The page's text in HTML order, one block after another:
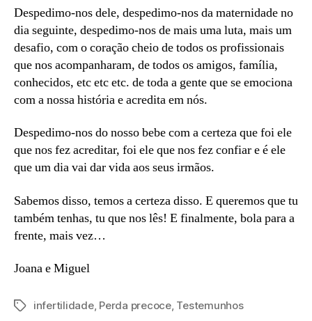
Despedimo-nos dele, despedimo-nos da maternidade no
dia seguinte, despedimo-nos de mais uma luta, mais um
desafio, com o coração cheio de todos os profissionais
que nos acompanharam, de todos os amigos, família,
conhecidos, etc etc etc. de toda a gente que se emociona
com a nossa história e acredita em nós.
Despedimo-nos do nosso bebe com a certeza que foi ele
que nos fez acreditar, foi ele que nos fez confiar e é ele
que um dia vai dar vida aos seus irmãos.
Sabemos disso, temos a certeza disso. E queremos que tu
também tenhas, tu que nos lês! E finalmente, bola para a
frente, mais vez…
Joana e Miguel
Etiquetas
infertilidade, Perda precoce, Testemunhos